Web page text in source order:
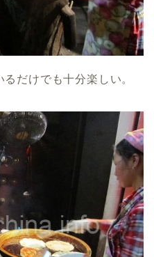
だけでも十分楽しい。